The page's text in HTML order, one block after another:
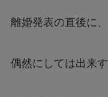
離婚発表の直後に
偶然にしては出来